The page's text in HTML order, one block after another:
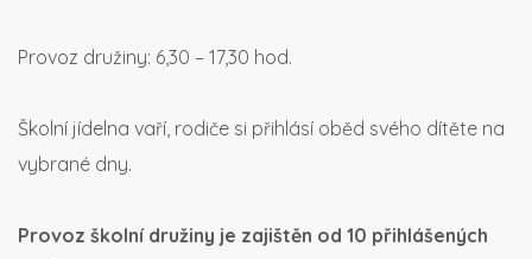
Provoz družiny: 6,30 – 17,30 hod.
Školní jídelna vaří, rodiče si přihlásí oběd svého dítěte na
vybrané dny.
Provoz školní družiny je zajištěn od 10 přihlášených